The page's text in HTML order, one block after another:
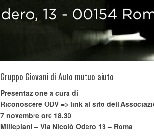
Gruppo Giovani di Auto mutuo aiuto
Presentazione a cura di
Riconoscere ODV => link al sito
7 novembre ore 18.30
Millepiani – Via Nicolò Odero 13 – Roma